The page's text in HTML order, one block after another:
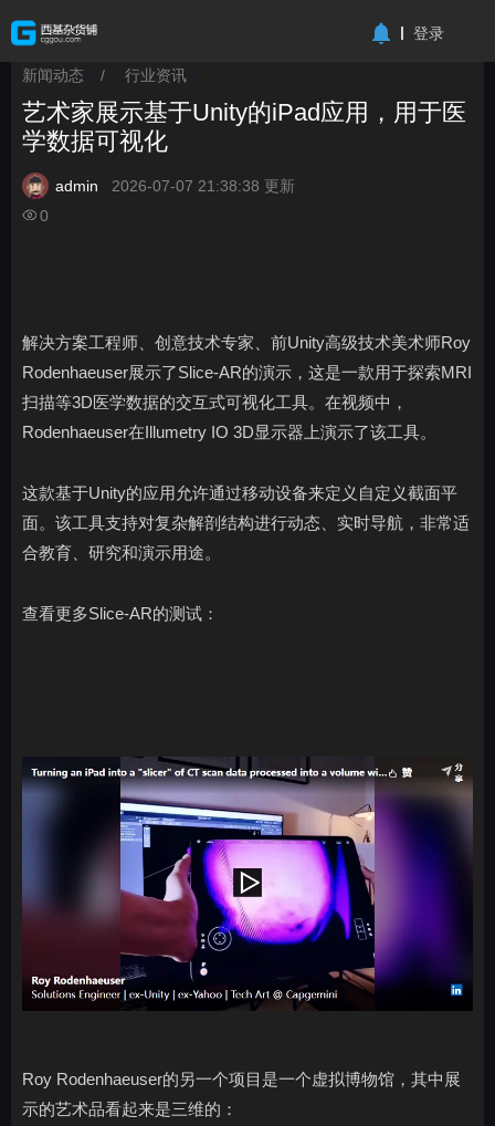
登录
新闻动态 / 行业资讯
艺术家展示基于Unity的iPad应用，用于医
学数据可视化
admin
2026-07-07 21:38:38 更新
0
解决方案工程师、创意技术专家、前Unity高级技术美术师Roy
Rodenhaeuser展示了Slice-AR的演示，这是一款用于探索MRI
扫描等3D医学数据的交互式可视化工具。在视频中，
Rodenhaeuser在Illumetry IO 3D显示器上演示了该工具。
这款基于Unity的应用允许通过移动设备来定义自定义截面平
面。该工具支持对复杂解剖结构进行动态、实时导航，非常适
合教育、研究和演示用途。
查看更多Slice-AR的测试：
Roy Rodenhaeuser的另一个项目是一个虚拟博物馆，其中展
示的艺术品看起来是三维的：